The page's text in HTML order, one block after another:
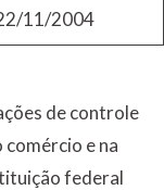
11/2004
de controle
e na
federal